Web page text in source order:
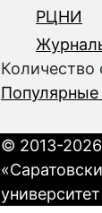
РЦНИ
Количество
Популярные
© 2013-